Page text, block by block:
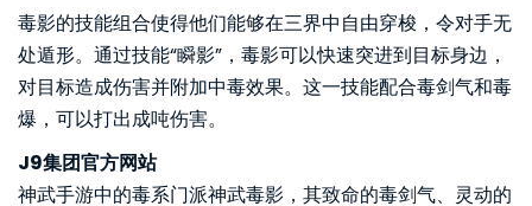
毒影的技能组合使得他们能够在三界中自由穿梭，令对手无
处遁形。通过技能“瞬影”，毒影可以快速突进到目标身边，
对目标造成伤害并附加中毒效果。这一技能配合毒剑气和毒
爆，可以打出成吨伤害。
J9集团官方网站
神武手游中的毒系门派神武毒影，其致命的毒剑气、灵动的